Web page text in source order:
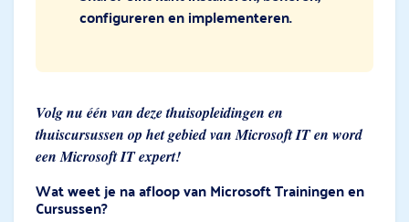
configureren en implementeren.
Volg nu één van deze thuisopleidingen en
thuiscursussen op het gebied van Microsoft IT en word
een Microsoft IT expert!
Wat weet je na afloop van Microsoft Trainingen en
Cursussen?